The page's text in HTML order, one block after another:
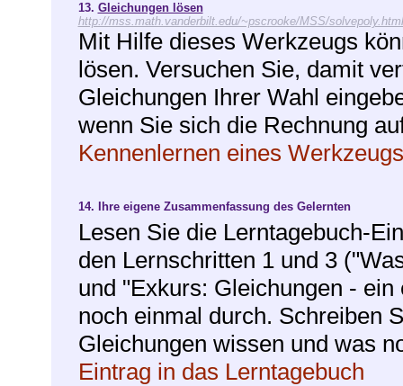
13. Gleichungen lösen
http://mss.math.vanderbilt.edu/~pscrooke/MSS/solvepoly.html
Mit Hilfe dieses Werkzeugs
lösen. Versuchen Sie, damit
Gleichungen Ihrer Wahl
wenn Sie sich die Rechnung
Kennenlernen eines
14. Ihre eigene Zusammenfassung des Gelernten
Lesen Sie die Lerntagebuch-
den Lernschritten 1 und 3
und "Exkurs: Gleichungen -
noch einmal durch. Schreiben
Gleichungen wissen und was
Eintrag in das Lerntagebuch